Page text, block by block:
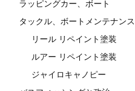
ラッピングカー、ボート
タックル、ボートメンテナンス
リール リペイント塗装
ルアー リペイント塗装
ジャイロキャノピー